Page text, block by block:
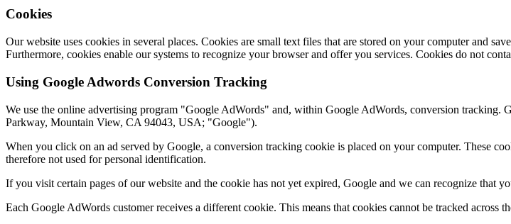
Cookies
Our website uses cookies in several places. Cookies are small text files that are stored on your computer and
Furthermore, cookies enable our systems to recognize your browser and offer you services. Cookies do not
Using Google Adwords Conversion Tracking
We use the online advertising program "Google AdWords" and, within Google AdWords, conversion
Parkway, Mountain View, CA 94043, USA; "Google").
When you click on an ad served by Google, a conversion tracking cookie is placed on your computer. These
therefore not used for personal identification.
If you visit certain pages of our website and the cookie has not yet expired, Google and we can recognize that
Each Google AdWords customer receives a different cookie. This means that cookies cannot be tracked across